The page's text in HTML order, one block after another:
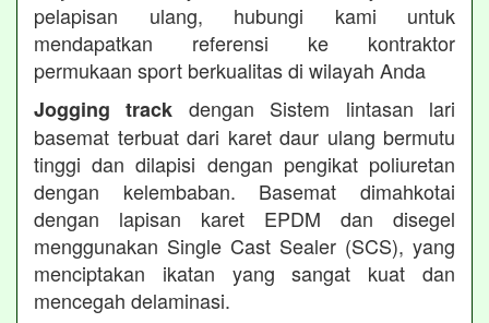
pelapisan ulang, hubungi kami untuk
mendapatkan referensi ke kontraktor
permukaan sport berkualitas di wilayah Anda
Jogging track dengan Sistem lintasan lari
basemat terbuat dari karet daur ulang bermutu
tinggi dan dilapisi dengan pengikat poliuretan
dengan kelembaban. Basemat dimahkotai
dengan lapisan karet EPDM dan disegel
menggunakan Single Cast Sealer (SCS), yang
menciptakan ikatan yang sangat kuat dan
mencegah delaminasi.